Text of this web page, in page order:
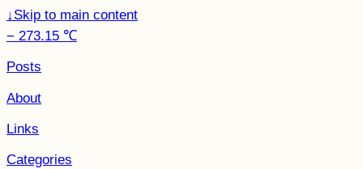
↓Skip to main content
− 273.15 ℃
Posts
About
Links
Categories